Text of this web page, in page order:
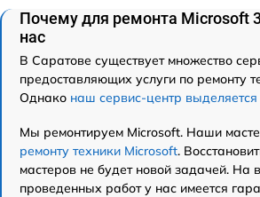
Почему для ремонта Microsoft
нас
В Саратове существует множество
предоставляющих услуги по ремонту
Однако наш сервис-центр
Мы ремонтируем Microsoft. Наши
ремонту техники Microsoft.
мастеров не будет новой задачей. На
проведенных работ у нас имеется